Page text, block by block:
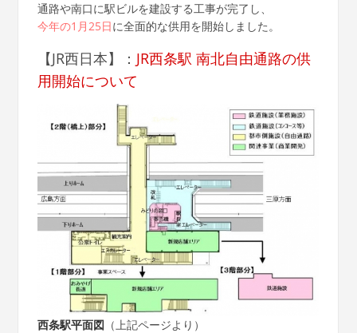
通路や南口に駅ビルを建設する工事が完了し、
今年の1月25日に全面的な供用を開始しました。
【JR西日本】： JR西条駅 南北自由通路の供
用開始について
西条駅平面図 （上記ページより）